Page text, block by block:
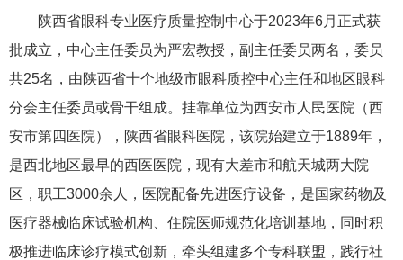
陕西省眼科专业医疗质量控制中心于2023年6月正式获
批成立，中心主任委员为严宏教授，副主任委员两名，委员
共25名，由陕西省十个地级市眼科质控中心主任和地区眼科
分会主任委员或骨干组成。挂靠单位为西安市人民医院（西
安市第四医院），陕西省眼科医院，该院始建立于1889年，
是西北地区最早的西医医院，现有大差市和航天城两大院
区，职工3000余人，医院配备先进医疗设备，是国家药物及
医疗器械临床试验机构、住院医师规范化培训基地，同时积
极推进临床诊疗模式创新，牵头组建多个专科联盟，践行社